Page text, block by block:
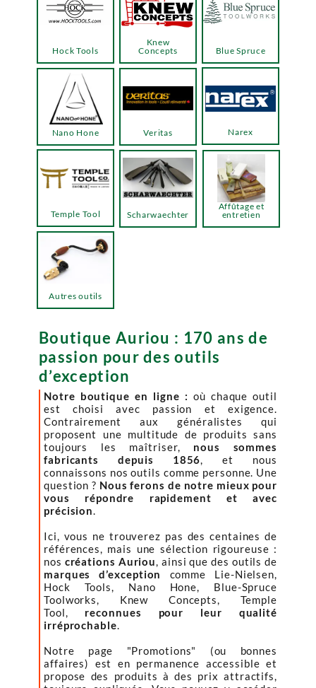
Boutique Auriou : 170 ans de
passion pour des outils
d’exception
Notre boutique en ligne : où chaque outil
est choisi avec passion et exigence.
Contrairement aux généralistes qui
proposent une multitude de produits sans
toujours les maîtriser, nous sommes
fabricants depuis 1856, et nous
connaissons nos outils comme personne. Une
question ? Nous ferons de notre mieux pour
vous répondre rapidement et avec
précision.
Ici, vous ne trouverez pas des centaines de
références, mais une sélection rigoureuse :
nos créations Auriou, ainsi que des outils de
marques d’exception
comme Lie-Nielsen,
Hock Tools, Nano Hone, Blue-Spruce
Toolworks, Knew Concepts, Temple
Tool, reconnues pour leur qualité
irréprochable.
Notre page "Promotions" (ou bonnes
affaires) est en permanence accessible et
propose des produits à des prix attractifs,
Hock Tools
Knew
Concepts
Temple Tool
Blue Spruce
Narex
Veritas
Nano Hone
Autres outils
Scharwaechter
Affûtage et
entretien